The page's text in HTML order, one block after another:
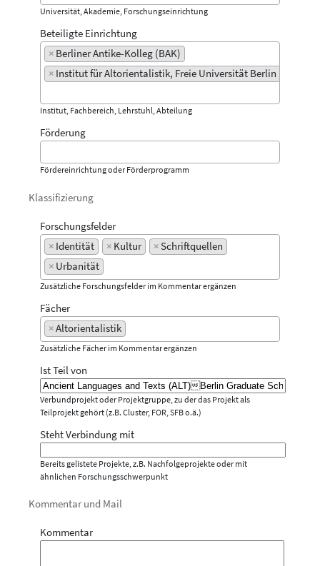
Universität, Akademie, Forschungseinrichtung
Beteiligte Einrichtung
× Berliner Antike-Kolleg (BAK)
× Institut für Altorientalistik, Freie Universität Berlin
Institut, Fachbereich, Lehrstuhl, Abteilung
Förderung
Fördereinrichtung oder Förderprogramm
Klassifizierung
Forschungsfelder
× Identität × Kultur ×Schriftquellen
× Urbanität
Zusätzliche Forschungsfelder im Kommentar ergänzen
Fächer
×Altorientalistik
Zusätzliche Fächer im Kommentar ergänzen
Ist Teil von
Verbundprojekt oder Projektgruppe, zu der das Projekt als
Teilprojekt gehört (z.B. Cluster, FOR, SFB o.ä.)
Steht Verbindung mit
Bereits gelistete Projekte, z.B. Nachfolgeprojekte oder mit
ähnlichen Forschungsschwerpunkt
Kommentar und Mail
Kommentar